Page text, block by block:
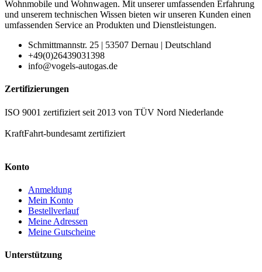
Wohnmobile und Wohnwagen. Mit unserer umfassenden Erfahrung
und unserem technischen Wissen bieten wir unseren Kunden einen
umfassenden Service an Produkten und Dienstleistungen.
Schmittmannstr. 25 | 53507 Dernau | Deutschland
+49(0)26439031398
info@vogels-autogas.de
Zertifizierungen
ISO 9001 zertifiziert seit 2013 von TÜV Nord Niederlande
KraftFahrt-bundesamt zertifiziert
Konto
Anmeldung
Mein Konto
Bestellverlauf
Meine Adressen
Meine Gutscheine
Unterstützung